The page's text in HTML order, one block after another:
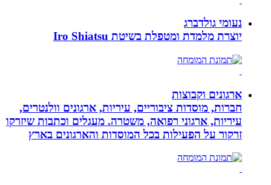
נעומי גולדברג
יוצרת מלמדת ומטפלת בשיטת Iro Shiatsu
ארגונים וקבוצות
חברות, מוסדות ציבוריים, עיריות, ארגונים וולנטרים,
עיריות, ארגוני רפואה, משטרה. מעגלים וכתבות שיזרקו
זרקור על הפעילות בכל המוסדות והארגונים בארץ